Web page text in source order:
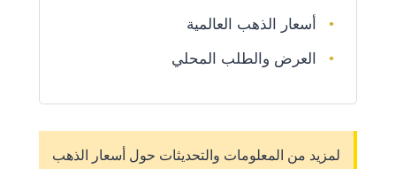
أسعار الذهب العالمية
العرض والطلب المحلي
لمزيد من المعلومات والتحديثات حول أسعار الذهب